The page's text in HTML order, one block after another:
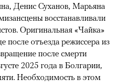
Денис Суханов, Марьяна
восстанавливали
Оригинальная «Чайка»
после отъезда режиссера из
после смерти
2025 года в Болгарии,
Необходимость в этом